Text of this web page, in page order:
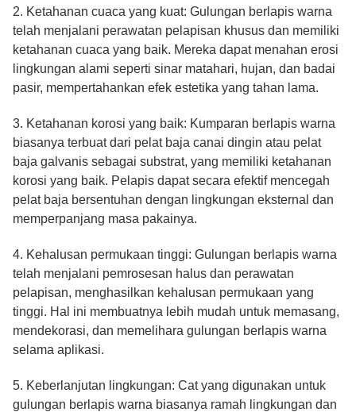
2. Ketahanan cuaca yang kuat: Gulungan berlapis warna
telah menjalani perawatan pelapisan khusus dan memiliki
ketahanan cuaca yang baik. Mereka dapat menahan erosi
lingkungan alami seperti sinar matahari, hujan, dan badai
pasir, mempertahankan efek estetika yang tahan lama.
3. Ketahanan korosi yang baik: Kumparan berlapis warna
biasanya terbuat dari pelat baja canai dingin atau pelat
baja galvanis sebagai substrat, yang memiliki ketahanan
korosi yang baik. Pelapis dapat secara efektif mencegah
pelat baja bersentuhan dengan lingkungan eksternal dan
memperpanjang masa pakainya.
4. Kehalusan permukaan tinggi: Gulungan berlapis warna
telah menjalani pemrosesan halus dan perawatan
pelapisan, menghasilkan kehalusan permukaan yang
tinggi. Hal ini membuatnya lebih mudah untuk memasang,
mendekorasi, dan memelihara gulungan berlapis warna
selama aplikasi.
5. Keberlanjutan lingkungan: Cat yang digunakan untuk
gulungan berlapis warna biasanya ramah lingkungan dan